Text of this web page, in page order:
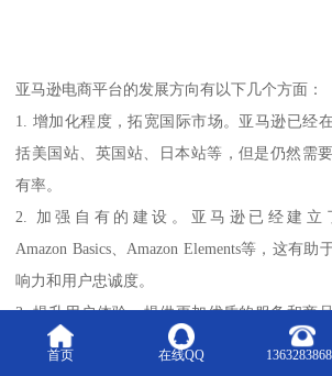
亚马逊电商平台的发展方向有以下几个方面：
1. 增加化程度，拓宽国际市场。亚马逊已经
括美国站、英国站、日本站等，但是仍然需
有率。
2. 加强自有的建设。亚马逊已经建立
Amazon Basics、Amazon Elements等，这有
响力和用户忠诚度。
3. 提升用户体验。提供更加优质的服务和商
的功能和设计来提高用户体验。同时，加强
首页 在线QQ